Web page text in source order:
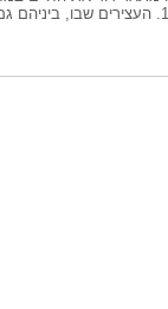
מחנה שלוחה של מחנה הריכוז נאצוויילר.